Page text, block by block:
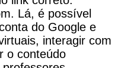
Lá, é possível
do Google e
interagir com
o conteúdo